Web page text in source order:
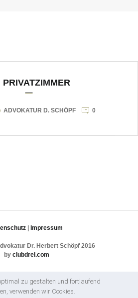
PRIVATZIMMER
ADVOKATUR D. SCHÖPF 0
Impressum
Dr. Herbert Schöpf 2016
by clubdrei.com
zu gestalten und fortlaufend
verwenden wir Cookies.